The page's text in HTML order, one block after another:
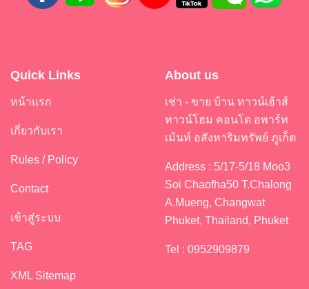
Quick Links
หน้าแรก
เกี่ยวกับเรา
Rules / Policy
Contact
เข้าสู่ระบบ
TAG
XML Sitemap
About us
เช่า - ขาย บ้าน ทาวน์เฮ้าส์
ทาวน์โฮม คอนโด อพาร์ท
เม้นท์ อสังหาริมทรัพย์ ภูเก็ต
Address : 5/17-5/18 Moo3
Soi Chaofha50 T.Chalong
A.Mueng, Changwat
Phuket, Thailand, Phuket
Tel : 0952909879